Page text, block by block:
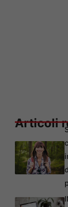
Articoli